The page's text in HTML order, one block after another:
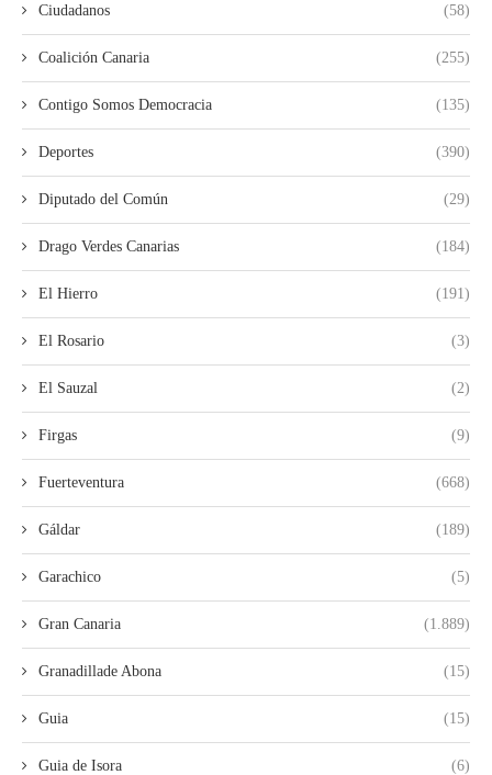
Ciudadanos (58)
Coalición Canaria (255)
Contigo Somos Democracia (135)
Deportes (390)
Diputado del Común (29)
Drago Verdes Canarias (184)
El Hierro (191)
El Rosario (3)
El Sauzal (2)
Firgas (9)
Fuerteventura (668)
Gáldar (189)
Garachico (5)
Gran Canaria (1.889)
Granadillade Abona (15)
Guia (15)
Guia de Isora (6)